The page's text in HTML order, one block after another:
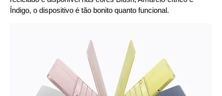
Índigo, o dispositivo é tão bonito quanto funcional.